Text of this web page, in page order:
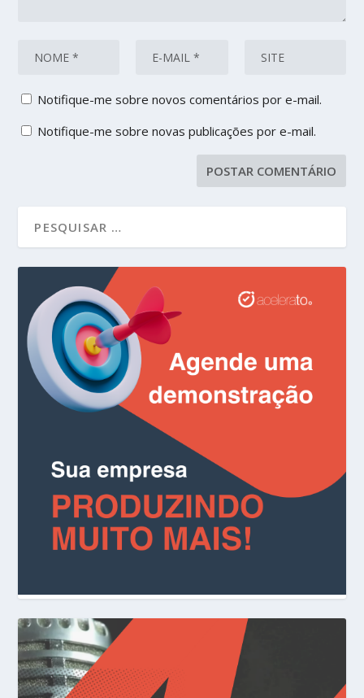
Notifique-me sobre novos comentários por e-mail.
Notifique-me sobre novas publicações por e-mail.